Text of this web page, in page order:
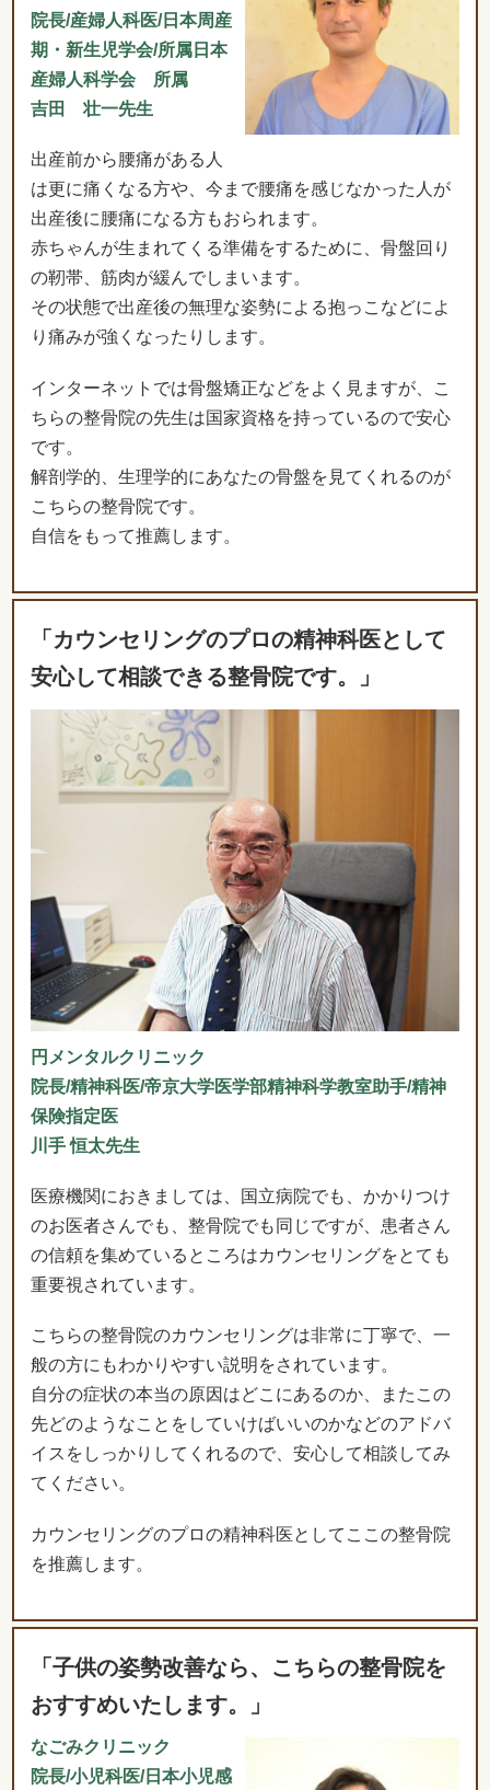
院長/産婦人科医/日本周産
期・新生児学会/所属日本
産婦人科学会 所属
吉田 壮一先生
出産前から腰痛がある人
は更に痛くなる方や、今まで腰痛を感じなかった人が
出産後に腰痛になる方もおられます。
赤ちゃんが生まれてくる準備をするために、骨盤回り
の靭帯、筋肉が緩んでしまいます。
その状態で出産後の無理な姿勢による抱っこなどによ
り痛みが強くなったりします。
インターネットでは骨盤矯正などをよく見ますが、こ
ちらの整骨院の先生は国家資格を持っているので安心
です。
解剖学的、生理学的にあなたの骨盤を見てくれるのが
こちらの整骨院です。
自信をもって推薦します。
「カウンセリングのプロの精神科医として
安心して相談できる整骨院です。」
円メンタルクリニック
院長/精神科医/帝京大学医学部精神科学教室助手/精神
保険指定医
川手 恒太先生
医療機関におきましては、国立病院でも、かかりつけ
のお医者さんでも、整骨院でも同じですが、患者さん
の信頼を集めているところはカウンセリングをとても
重要視されています。
こちらの整骨院のカウンセリングは非常に丁寧で、一
般の方にもわかりやすい説明をされています。
自分の症状の本当の原因はどこにあるのか、またこの
先どのようなことをしていけばいいのかなどのアドバ
イスをしっかりしてくれるので、安心して相談してみ
てください。
カウンセリングのプロの精神科医としてここの整骨院
を推薦します。
「子供の姿勢改善なら、こちらの整骨院を
おすすめいたします。」
なごみクリニック
院長/小児科医/日本小児感